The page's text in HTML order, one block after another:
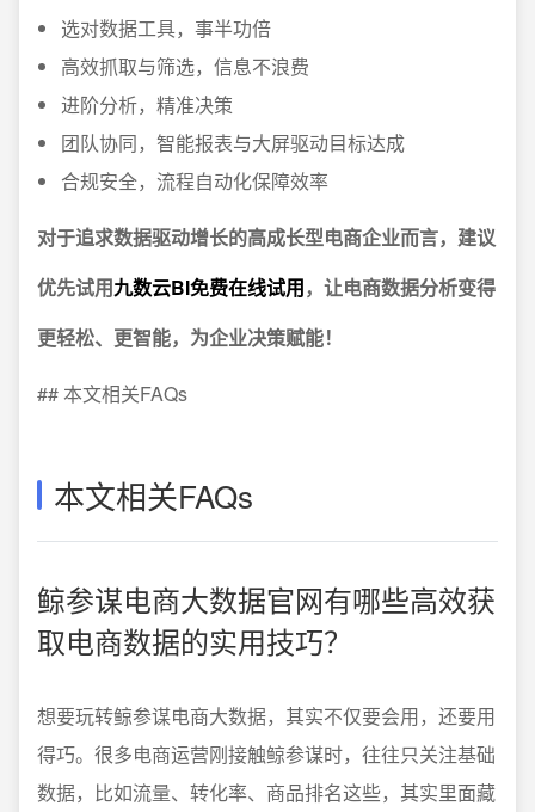
选对数据工具，事半功倍
高效抓取与筛选，信息不浪费
进阶分析，精准决策
团队协同，智能报表与大屏驱动目标达成
合规安全，流程自动化保障效率
对于追求数据驱动增长的高成长型电商企业而言，建议
优先试用九数云BI免费在线试用，让电商数据分析变得
更轻松、更智能，为企业决策赋能！
## 本文相关FAQs
本文相关FAQs
鲸参谋电商大数据官网有哪些高效获
取电商数据的实用技巧？
想要玩转鲸参谋电商大数据，其实不仅要会用，还要用
得巧。很多电商运营刚接触鲸参谋时，往往只关注基础
数据，比如流量、转化率、商品排名这些，其实里面藏